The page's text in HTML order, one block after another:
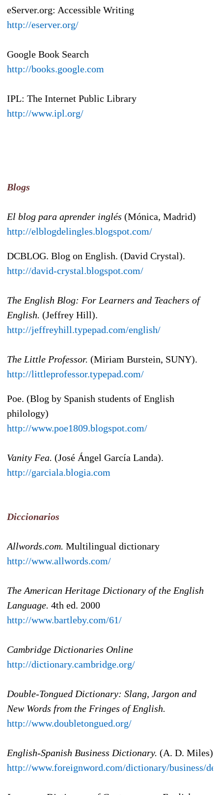
eServer.org: Accessible Writing
http://eserver.org/
Google Book Search
http://books.google.com
IPL: The Internet Public Library
http://www.ipl.org/
Blogs
El blog para aprender inglés (Mónica, Madrid)
http://elblogdelingles.blogspot.com/
DCBLOG. Blog on English. (David Crystal).
http://david-crystal.blogspot.com/
The English Blog: For Learners and Teachers of
English. (Jeffrey Hill).
http://jeffreyhill.typepad.com/english/
The Little Professor. (Miriam Burstein, SUNY).
http://littleprofessor.typepad.com/
Poe. (Blog by Spanish students of English
philology)
http://www.poe1809.blogspot.com/
Vanity Fea. (José Ángel García Landa).
http://garciala.blogia.com
Diccionarios
Allwords.com. Multilingual dictionary
http://www.allwords.com/
The American Heritage Dictionary of the English
Language. 4th ed. 2000
http://www.bartleby.com/61/
Cambridge Dictionaries Online
http://dictionary.cambridge.org/
Double-Tongued Dictionary: Slang, Jargon and
New Words from the Fringes of English.
http://www.doubletongued.org/
English-Spanish Business Dictionary. (A. D. Miles)
http://www.foreignword.com/dictionary/business/